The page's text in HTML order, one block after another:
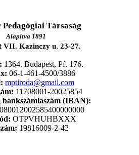
Társaság
Alapítva 1891
VII. Kazinczy u. 23-27.
1364. Budapest, Pf. 176.
06-1-461-4500/3886
mptiroda@gmail.com
11708001-20025854
bankszámlaszám (IBAN):
OTPVHUHBXXX
19816009-2-42